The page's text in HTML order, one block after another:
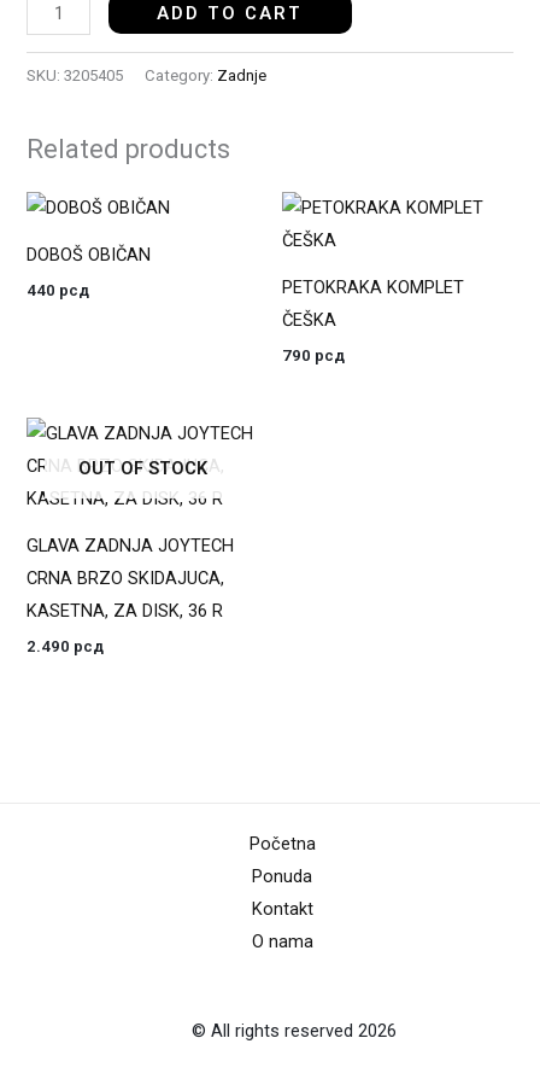
ADD TO CART
SKU:3205405 Category: Zadnje
Related products
DOBOŠ OBIČAN
440 рсд
PETOKRAKA KOMPLET
ČEŠKA
790 рсд
OUT OF STOCK
GLAVA ZADNJA JOYTECH
CRNA BRZO SKIDAJUCA,
KASETNA, ZA DISK, 36 R
2.490 рсд
Početna
Ponuda
Kontakt
O nama
© All rights reserved 2026